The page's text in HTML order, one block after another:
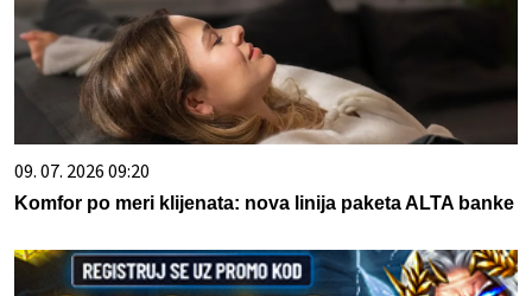
09. 07. 2026 09:20
Komfor po meri klijenata: nova linija paketa ALTA banke